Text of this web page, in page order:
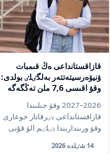
قازاقستانداعى ەڭ قىمبات
ۋنيۆەرسيتەتتەر بەلگٸلٸ بولدى:
وقۋ اقىسى 7,6 ملن تەڭگەگە
2026–2027 وقۋ جىلىندا
قازاقستانداعى بٸرقاتار جوعارى
وقۋ ورىندارىندا بٸلٸم الۋ قۇنى
14 شٸلدە 2026